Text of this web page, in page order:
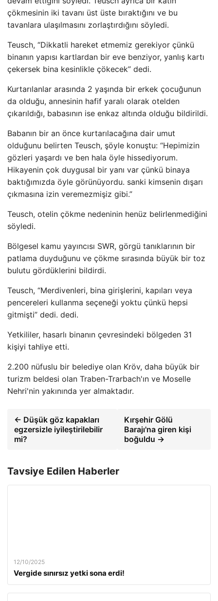
çökmesinin iki tavanı üst üste bıraktığını ve bu
tavanlara ulaşılmasını zorlaştırdığını söyledi.
Teusch, “Dikkatli hareket etmemiz gerekiyor çünkü
binanın yapısı kartlardan bir eve benziyor, yanlış kartı
çekersek bina kesinlikle çökecek” dedi.
Kurtarılanlar arasında 2 yaşında bir erkek çocuğunun
da olduğu, annesinin hafif yaralı olarak otelden
çıkarıldığı, babasının ise enkaz altında olduğu bildirildi.
Babanın bir an önce kurtarılacağına dair umut
olduğunu belirten Teusch, şöyle konuştu: “Hepimizin
gözleri yaşardı ve ben hala öyle hissediyorum.
Hikayenin çok duygusal bir yanı var çünkü binaya
baktığımızda öyle görünüyordu. sanki kimsenin dışarı
çıkmasına izin veremezmişiz gibi.”
Teusch, otelin çökme nedeninin henüz belirlenmediğini
söyledi.
Bölgesel kamu yayıncısı SWR, görgü tanıklarının bir
patlama duyduğunu ve çökme sırasında büyük bir toz
bulutu gördüklerini bildirdi.
Teusch, “Merdivenleri, bina girişlerini, kapıları veya
pencereleri kullanma seçeneği yoktu çünkü hepsi
gitmişti” dedi. dedi.
Yetkililer, hasarlı binanın çevresindeki bölgeden 31
kişiyi tahliye etti.
2.200 nüfuslu bir belediye olan Kröv, daha büyük bir
turizm beldesi olan Traben-Trarbach'ın ve Moselle
Nehri'nin yakınında yer almaktadır.
← Düşük göz kapakları
egzersizle iyileştirilebilir
mi?
Kırşehir Gölü
Barajı'na giren kişi
boğuldu →
Tavsiye Edilen Haberler
12/10/2025
Vergide sınırsız yetki sona erdi!